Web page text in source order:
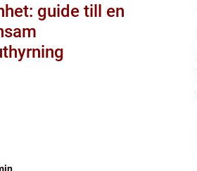
guide till en